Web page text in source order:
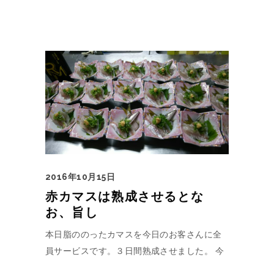
2016年10月15日
赤カマスは熟成させるとな
お、旨し
本日脂ののったカマスを今日のお客さんに全
員サービスです。３日間熟成させました。 今